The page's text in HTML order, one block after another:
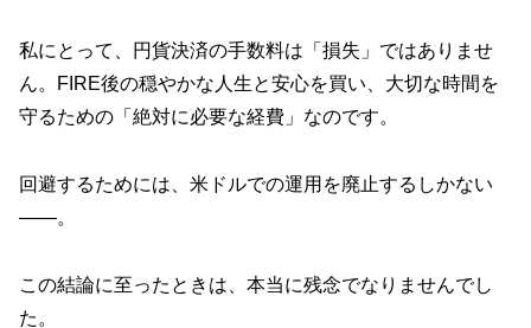
私にとって、円貨決済の手数料は「損失」ではありませ
ん。FIRE後の穏やかな人生と安心を買い、大切な時間を
守るための「絶対に必要な経費」なのです。
回避するためには、米ドルでの運用を廃止するしかない
――。
この結論に至ったときは、本当に残念でなりませんでし
た。